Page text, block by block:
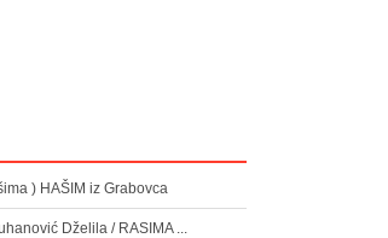
) HAŠIM iz Grabovca
Dželila / RASIMA ...